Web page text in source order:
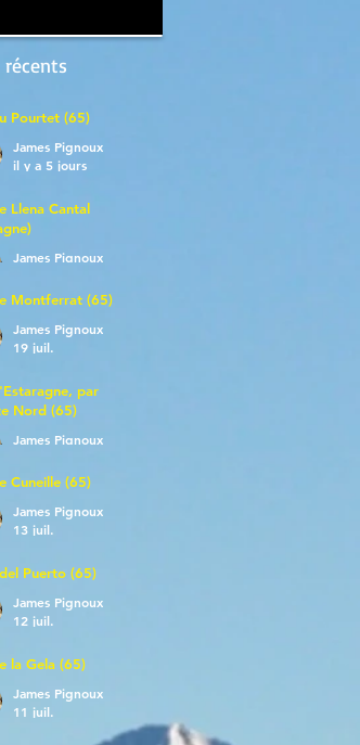
récents
Pourtet (65)
James Pignoux
il y a 5 jours
Llena Cantal
James Pignoux
Montferrat (65)
James Pignoux
19 juil.
par
Nord (65)
James Pignoux
Cuneille (65)
James Pignoux
13 juil.
Puerto (65)
James Pignoux
12 juil.
la Gela (65)
James Pignoux
11 juil.